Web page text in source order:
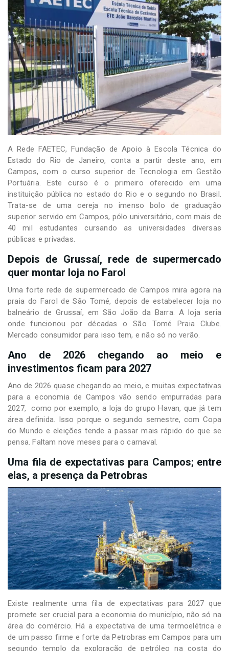
A Rede FAETEC, Fundação de Apoio à Escola Técnica do
Estado do Rio de Janeiro, conta a partir deste ano, em
Campos, com o curso superior de Tecnologia em Gestão
Portuária. Este curso é o primeiro oferecido em uma
instituição pública no estado do Rio e o segundo no Brasil.
Trata-se de uma cereja no imenso bolo de graduação
superior servido em Campos, pólo universitário, com mais de
40 mil estudantes cursando as universidades diversas
públicas e privadas.
Depois de Grussaí, rede de supermercado
quer montar loja no Farol
Uma forte rede de supermercado de Campos mira agora na
praia do Farol de São Tomé, depois de estabelecer loja no
balneário de Grussaí, em São João da Barra. A loja seria
onde funcionou por décadas o São Tomé Praia Clube.
Mercado consumidor para isso tem, e não só no verão.
Ano de 2026 chegando ao meio e
investimentos ficam para 2027
Ano de 2026 quase chegando ao meio, e muitas expectativas
para a economia de Campos vão sendo empurradas para
2027, como por exemplo, a loja do grupo Havan, que já tem
área definida. Isso porque o segundo semestre, com Copa
do Mundo e eleições tende a passar mais rápido do que se
pensa. Faltam nove meses para o carnaval.
Uma fila de expectativas para Campos; entre
elas, a presença da Petrobras
Existe realmente uma fila de expectativas para 2027 que
promete ser crucial para a economia do município, não só na
área do comércio. Há a expectativa de uma termoelétrica e
de um passo firme e forte da Petrobras em Campos para um
segundo templo da exploração de petróleo na costa do